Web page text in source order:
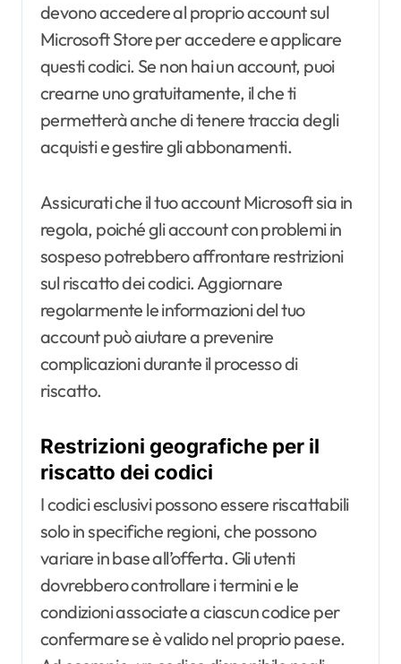
devono accedere al proprio account sul
Microsoft Store per accedere e applicare
questi codici. Se non hai un account, puoi
crearne uno gratuitamente, il che ti
permetterà anche di tenere traccia degli
acquisti e gestire gli abbonamenti.
Assicurati che il tuo account Microsoft sia in
regola, poiché gli account con problemi in
sospeso potrebbero affrontare restrizioni
sul riscatto dei codici. Aggiornare
regolarmente le informazioni del tuo
account può aiutare a prevenire
complicazioni durante il processo di
riscatto.
Restrizioni geografiche per il
riscatto dei codici
I codici esclusivi possono essere riscattabili
solo in specifiche regioni, che possono
variare in base all’offerta. Gli utenti
dovrebbero controllare i termini e le
condizioni associate a ciascun codice per
confermare se è valido nel proprio paese.